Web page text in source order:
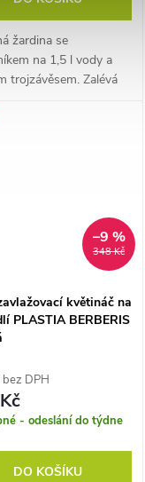
žardina se
na 1,5 l vody a
trojzávěsem. Zalévá
348 Kč
–9 %
květináč na
PLASTIA BERBERIS
DPH
- odeslání do týdne
DO KOŠÍKU